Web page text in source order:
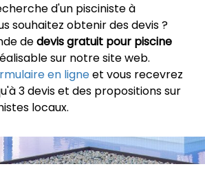
d'un pisciniste à
souhaitez obtenir des devis ?
dedevis gratuit pour piscine
sur notre site web.
en ligneet vous recevrez
3 devis et des propositions sur
locaux.